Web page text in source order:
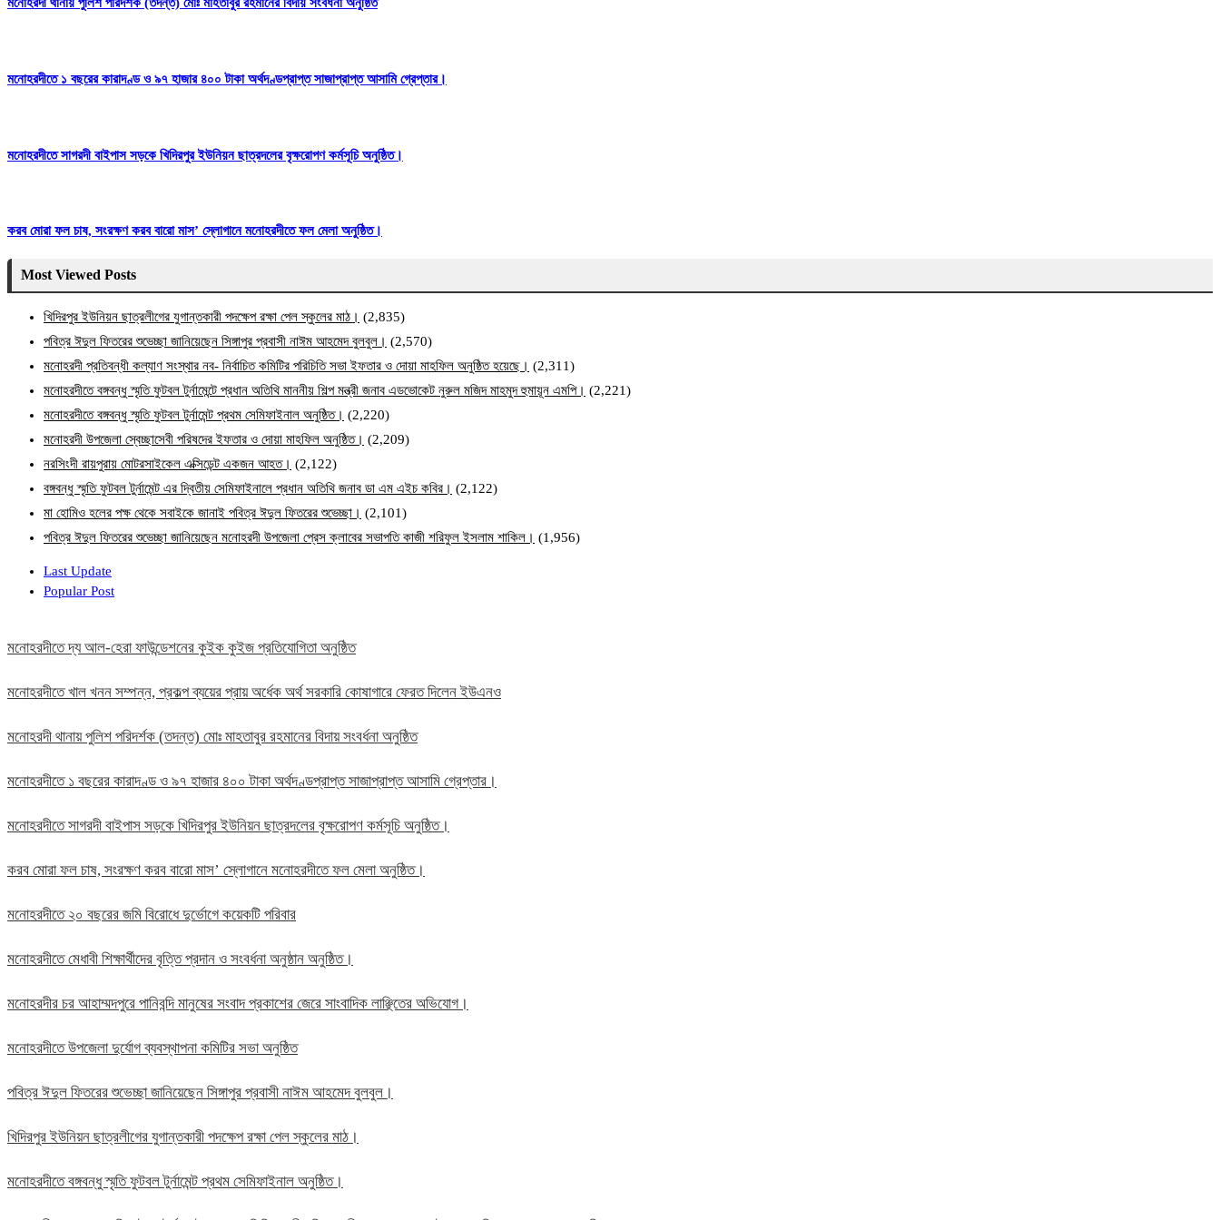
মনোহরদীতে ১ বছরের কারাদণ্ড ও ৯৭ হাজার ৪০০ টাকা অর্থদণ্ডপ্রাপ্ত সাজাপ্রাপ্ত আসামি গ্রেপ্তার।
মনোহরদীতে সাগরদী বাইপাস সড়কে খিদিরপুর ইউনিয়ন ছাত্রদলের বৃক্ষরোপণ কর্মসূচি অনুষ্ঠিত।
করব মোরা ফল চাষ, সংরক্ষণ করব বারো মাস’ স্লোগানে মনোহরদীতে ফল মেলা অনুষ্ঠিত।
Most Viewed Posts
খিদিরপুর ইউনিয়ন ছাত্রলীগের যুগান্তকারী পদক্ষেপ রক্ষা পেল স্কুলের মাঠ। (2,835)
পবিত্র ঈদুল ফিতরের শুভেচ্ছা জানিয়েছেন সিঙ্গাপুর প্রবাসী নাঈম আহমেদ বুলবুল। (2,570)
মনোহরদী প্রতিবন্ধী কল্যাণ সংস্থার নব- নির্বাচিত কমিটির পরিচিতি সভা ইফতার ও দোয়া মাহফিল অনুষ্ঠিত হয়েছে। (2,311)
মনোহরদীতে বঙ্গবন্ধু স্মৃতি ফুটবল টুর্নামেন্টে প্রধান অতিথি মাননীয় শিল্প মন্ত্রী জনাব এডভোকেট নুরুল মজিদ মাহমুদ হুমায়ূন এমপি। (2,221)
মনোহরদীতে বঙ্গবন্ধু স্মৃতি ফুটবল টুর্নামেন্ট প্রথম সেমিফাইনাল অনুষ্ঠিত। (2,220)
মনোহরদী উপজেলা স্বেচ্ছাসেবী পরিষদের ইফতার ও দোয়া মাহফিল অনুষ্ঠিত। (2,209)
নরসিংদী রায়পুরায় মোটরসাইকেল এক্সিডেন্ট একজন আহত। (2,122)
বঙ্গবন্ধু স্মৃতি ফুটবল টুর্নামেন্ট এর দ্বিতীয় সেমিফাইনালে প্রধান অতিথি জনাব ডা এম এইচ কবির। (2,122)
মা হোমিও হলের পক্ষ থেকে সবাইকে জানাই পবিত্র ঈদুল ফিতরের শুভেচ্ছা। (2,101)
পবিত্র ঈদুল ফিতরের শুভেচ্ছা জানিয়েছেন মনোহরদী উপজেলা প্রেস ক্লাবের সভাপতি কাজী শরিফুল ইসলাম শাকিল। (1,956)
Last Update
Popular Post
মনোহরদীতে দ্য আল-হেরা ফাউন্ডেশনের কুইক কুইজ প্রতিযোগিতা অনুষ্ঠিত
মনোহরদীতে খাল খনন সম্পন্ন, প্রকল্প ব্যয়ের প্রায় অর্ধেক অর্থ সরকারি কোষাগারে ফেরত দিলেন ইউএনও
মনোহরদী থানায় পুলিশ পরিদর্শক (তদন্ত) মোঃ মাহতাবুর রহমানের বিদায় সংবর্ধনা অনুষ্ঠিত
মনোহরদীতে ১ বছরের কারাদণ্ড ও ৯৭ হাজার ৪০০ টাকা অর্থদণ্ডপ্রাপ্ত সাজাপ্রাপ্ত আসামি গ্রেপ্তার।
মনোহরদীতে সাগরদী বাইপাস সড়কে খিদিরপুর ইউনিয়ন ছাত্রদলের বৃক্ষরোপণ কর্মসূচি অনুষ্ঠিত।
করব মোরা ফল চাষ, সংরক্ষণ করব বারো মাস’ স্লোগানে মনোহরদীতে ফল মেলা অনুষ্ঠিত।
মনোহরদীতে ২০ বছরের জমি বিরোধে দুর্ভোগে কয়েকটি পরিবার
মনোহরদীতে মেধাবী শিক্ষার্থীদের বৃত্তি প্রদান ও সংবর্ধনা অনুষ্ঠান অনুষ্ঠিত।
মনোহরদীর চর আহাম্মদপুরে পানিবন্দি মানুষের সংবাদ প্রকাশের জেরে সাংবাদিক লাঞ্ছিতের অভিযোগ।
মনোহরদীতে উপজেলা দুর্যোগ ব্যবস্থাপনা কমিটির সভা অনুষ্ঠিত
পবিত্র ঈদুল ফিতরের শুভেচ্ছা জানিয়েছেন সিঙ্গাপুর প্রবাসী নাঈম আহমেদ বুলবুল।
খিদিরপুর ইউনিয়ন ছাত্রলীগের যুগান্তকারী পদক্ষেপ রক্ষা পেল স্কুলের মাঠ।
মনোহরদীতে বঙ্গবন্ধু স্মৃতি ফুটবল টুর্নামেন্ট প্রথম সেমিফাইনাল অনুষ্ঠিত।